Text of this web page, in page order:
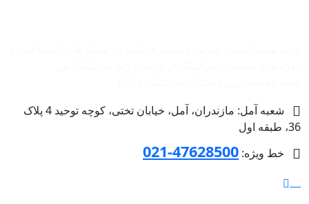
شعبه آمل: مازندران، آمل، خیابان تختی، کوچه توحید 4 پلاک
36، طبقه اول
خط ویژه: 47628500-021